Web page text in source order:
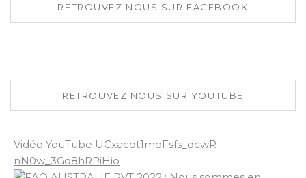
RETROUVEZ NOUS SUR FACEBOOK
RETROUVEZ NOUS SUR YOUTUBE
Vidéo YouTube UCxacdt1moFsfs_dcwR-
nN0w_3Gd8hRPiHio